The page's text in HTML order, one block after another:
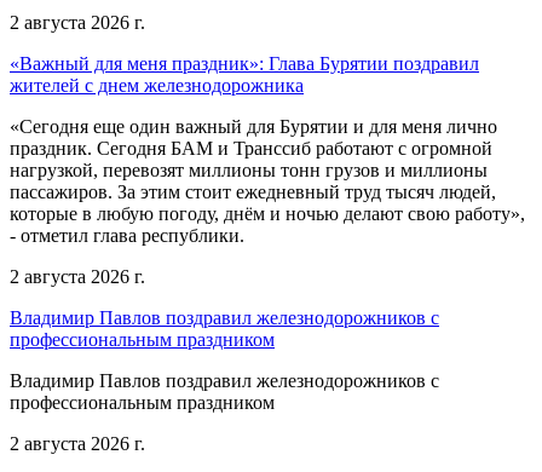
2 августа 2026 г.
«Важный для меня праздник»: Глава Бурятии поздравил
жителей с днем железнодорожника
«Сегодня еще один важный для Бурятии и для меня лично
праздник. Сегодня БАМ и Транссиб работают с огромной
нагрузкой, перевозят миллионы тонн грузов и миллионы
пассажиров. За этим стоит ежедневный труд тысяч людей,
которые в любую погоду, днём и ночью делают свою работу»,
- отметил глава республики.
2 августа 2026 г.
Владимир Павлов поздравил железнодорожников с
профессиональным праздником
Владимир Павлов поздравил железнодорожников с
профессиональным праздником
2 августа 2026 г.